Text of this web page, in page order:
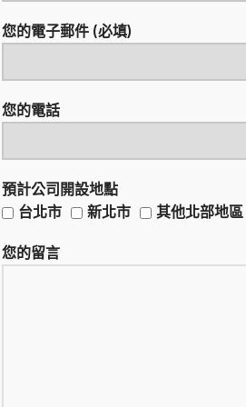
您的電子郵件 (必填)
您的電話
預計公司開設地點
台北市
新北市 其他北部地區
您的留言